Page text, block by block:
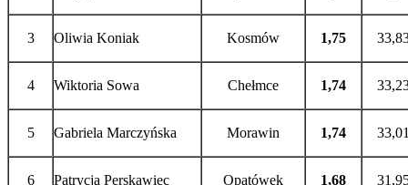
3 Oliwia Koniak Kosmów 1,75
4 Wiktoria Sowa Chełmce 1,74
5 Gabriela Marczyńska Morawin 1,74
6 Patrycja Perskawiec Opatówek 1,68